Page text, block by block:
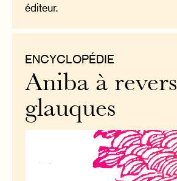
éditeur.
ENCYCLOPÉDIE
Aniba à revers
glauques